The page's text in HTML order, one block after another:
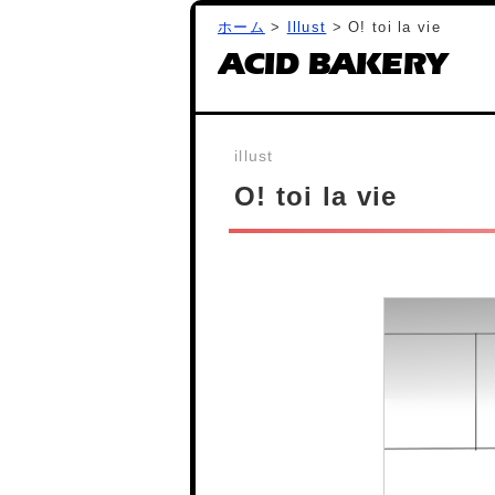
ホーム > Illust > O! toi la vie
ACID BAKERY
O! toi la vie